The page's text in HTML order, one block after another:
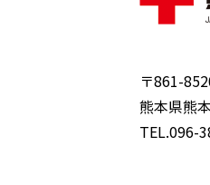
〒861-
熊本県熊
TEL.096-